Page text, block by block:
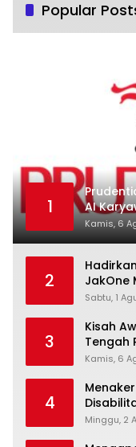
Popular
1
AI
Kamis, 6
2
JakOne
Raih
Sabtu, 1
3
Kisah
Tengah
Kamis, 6
4
Setara
Minggu, 2